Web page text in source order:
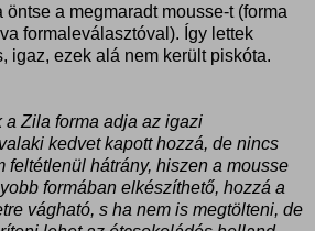
a megmaradt mousse-t (forma
formaleválasztóval). Így lettek
igaz, ezek alá nem került piskóta.
Zila forma adja az igazi
kedvet kapott hozzá, de nincs
feltétlenül hátrány, hiszen a mousse
formában elkészíthető, hozzá a
vágható, s ha nem is megtölteni, de